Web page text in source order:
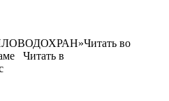
во
Читать в